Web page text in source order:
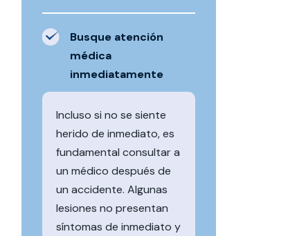
Busque atención
médica
inmediatamente
Incluso si no se siente
herido de inmediato, es
fundamental consultar a
un médico después de
un accidente. Algunas
lesiones no presentan
síntomas de inmediato y